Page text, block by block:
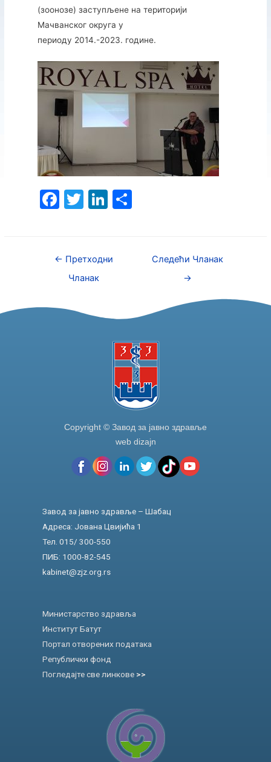
(зоонозе) заступљене на територији
Мачванског округа у
периоду 2014.-2023. године.
F
e
b
o
T
er
Li
e
S
← Претходни
Чланак
Следећи Чланак
→
Copyright © Завод за јавно здравље
web dizajn
Завод за јавно здравље – Шабац
Адреса: Јована Цвијића 1
Тел. 015/ 300-550
ПИБ: 1000-82-545
kabinet@zjz.org.rs
Министарство здравља
Институт Батут
Портал отворених података
Републички фонд
Погледајте све линкове >>